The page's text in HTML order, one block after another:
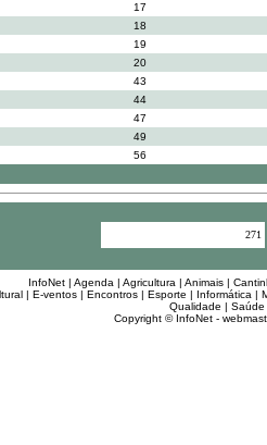
17
18
19
20
43
44
47
49
56
271
InfoNet | Agenda | Agricultura | Animais |
| E-ventos | Encontros | Esporte | Informática |
Qualidade | Saúde
Copyright © InfoNet -